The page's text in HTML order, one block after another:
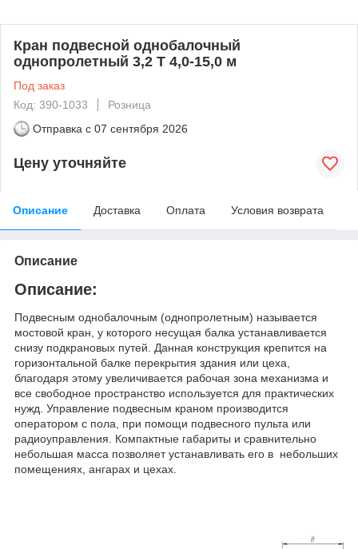
Кран подвесной однобалочный
однопролетный 3,2 Т 4,0-15,0 м
Под заказ
Код: 390-1033
Розница
Отправка с 07 сентября 2026
Цену уточняйте
Описание Доставка Оплата Условия возврата
Описание
Описание:
Подвесным однобалочным (однопролетным) называется
мостовой кран, у которого несущая балка устанавливается
снизу подкрановых путей. Данная конструкция крепится на
горизонтальной балке перекрытия здания или цеха,
благодаря этому увеличивается рабочая зона механизма и
все свободное пространство используется для практических
нужд. Управление подвесным краном производится
оператором с пола, при помощи подвесного пульта или
радиоуправления. Компактные габариты и сравнительно
небольшая масса позволяет устанавливать его в небольших
помещениях, ангарах и цехах.